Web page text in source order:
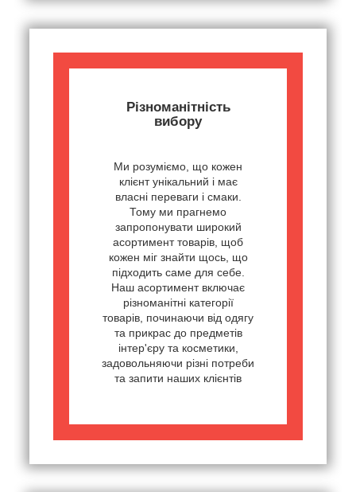
Різноманітність
вибору
Ми розуміємо, що кожен
клієнт унікальний і має
власні переваги і смаки.
Тому ми прагнемо
запропонувати широкий
асортимент товарів, щоб
кожен міг знайти щось, що
підходить саме для себе.
Наш асортимент включає
різноманітні категорії
товарів, починаючи від одягу
та прикрас до предметів
інтер'єру та косметики,
задовольняючи різні потреби
та запити наших клієнтів